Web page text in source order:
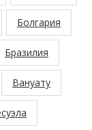
Болгария
Бразилия
Вануату